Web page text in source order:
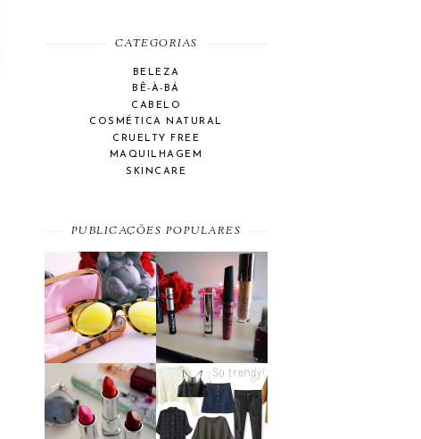
CATEGORIAS
BELEZA
BÊ-À-BÁ
CABELO
COSMÉTICA NATURAL
CRUELTY FREE
MAQUILHAGEM
SKINCARE
PUBLICAÇÕES POPULARES
SUMMER
ESSENTIAL
BEAUTY
FAVORITES
A MAYBELLINE
AFFAIR
MOST WANTED
#SEPTEMBER